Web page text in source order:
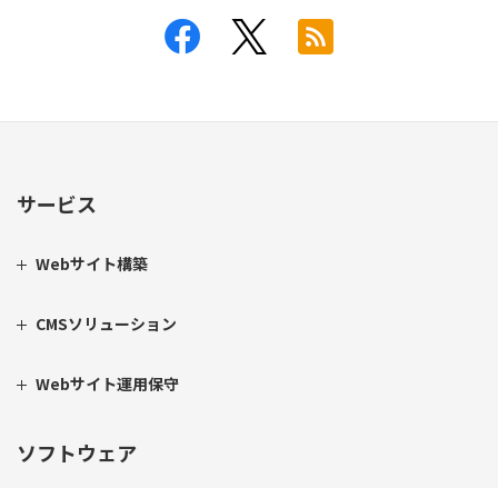
サービス
Webサイト構築
CMSソリューション
Webサイト運用保守
ソフトウェア